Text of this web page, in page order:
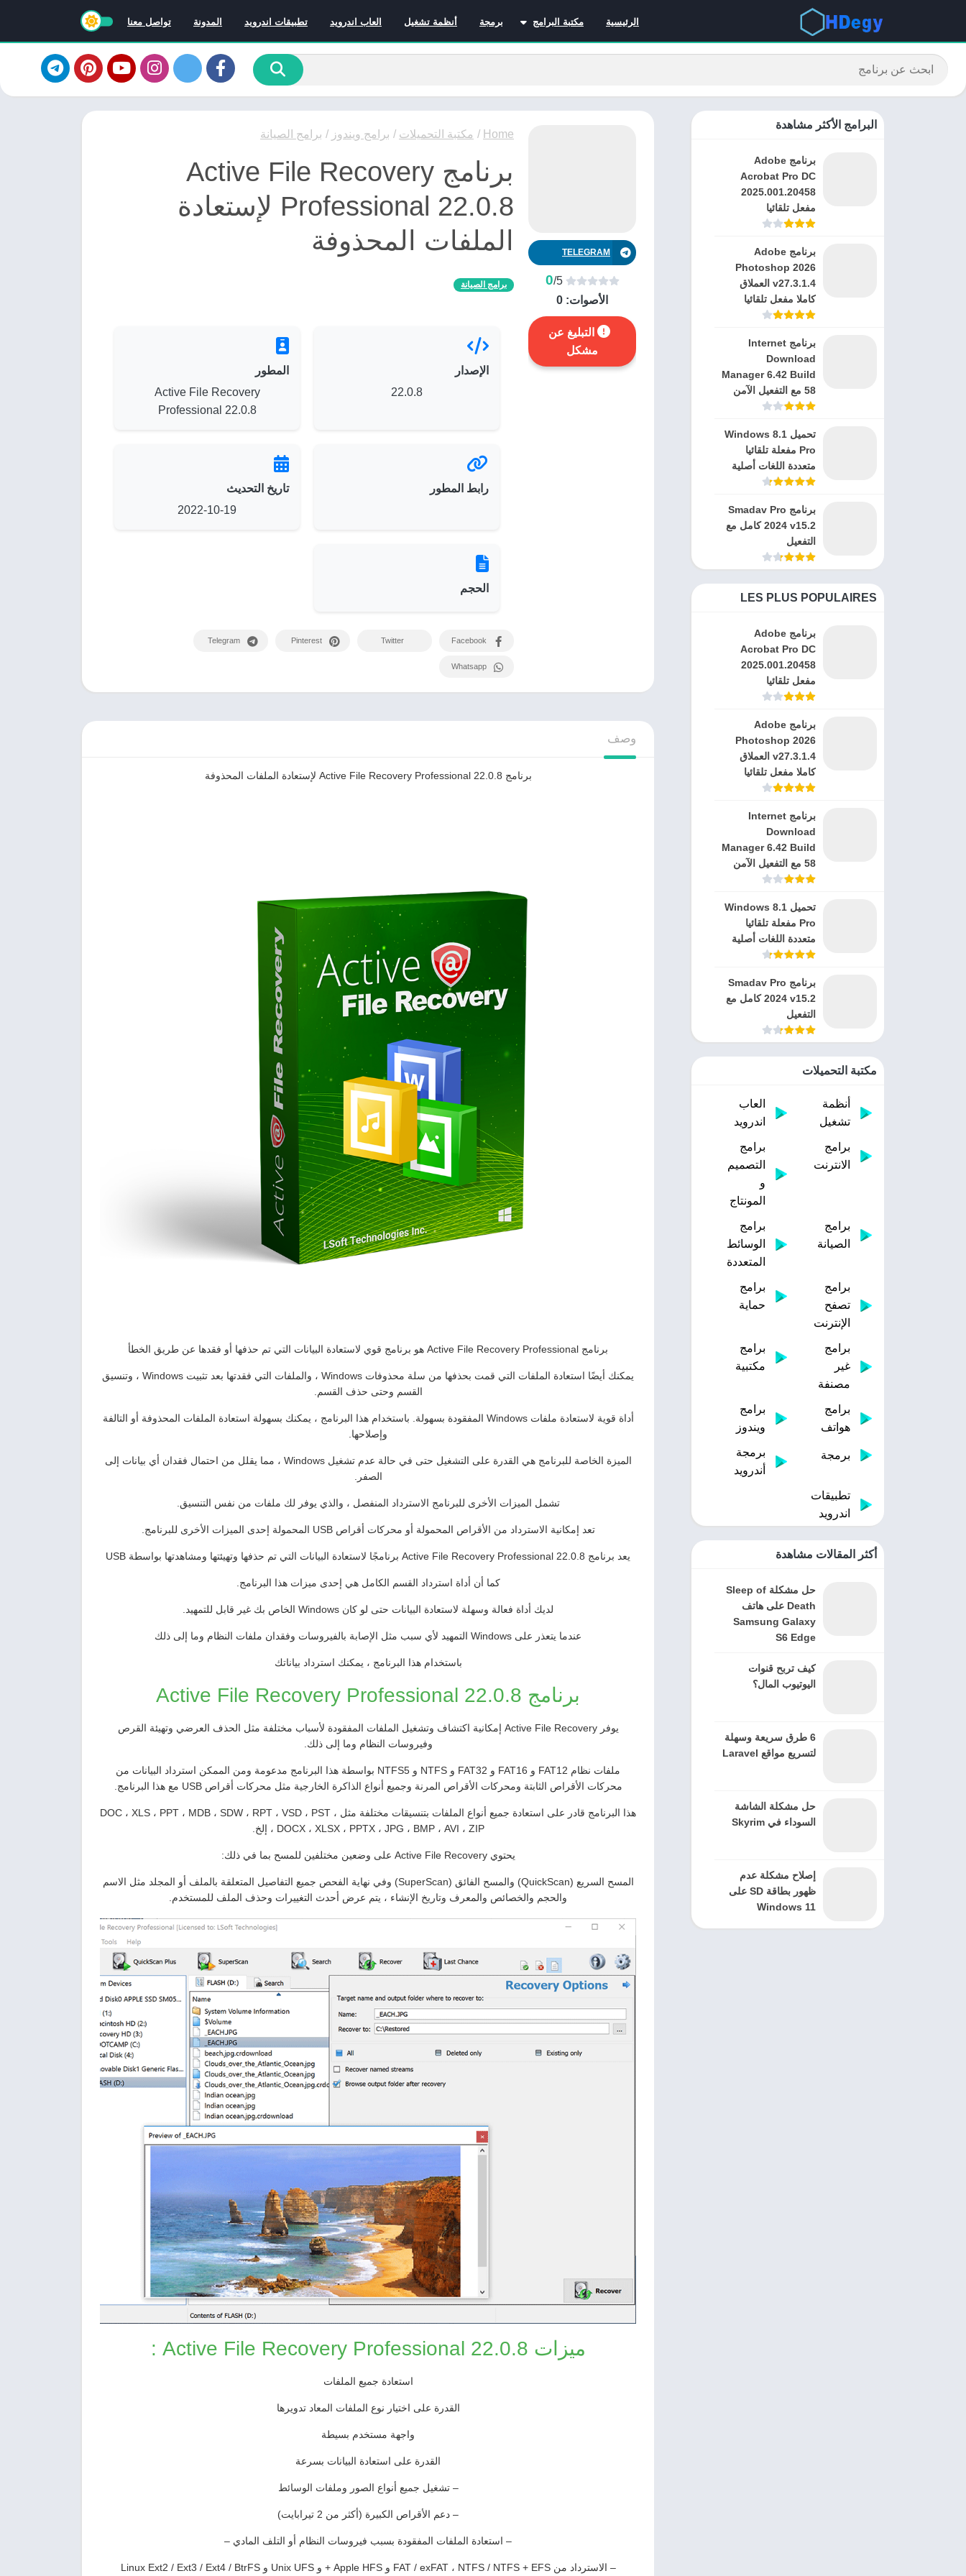
الرئيسية مكتبة البرامج
برامج الانترنت
برامج الوسائط المتعددة
برامج تصفح الإنترنت
مضادات الفيروسات
برمجة أنظمة تشغيل العاب اندرويد تطبيقات اندرويد المدونة تواصل معنا
Home
/ مكتبة التحميلات / برامج ويندوز / برامج الصيانة
برنامج Active File Recovery
Professional 22.0.8 لإستعادة
الملفات المحذوفة
برامج الصيانة
الإصدار
22.0.8
المطور
Active File Recovery
Professional 22.0.8
رابط المطور
تاريخ التحديث
2022-10-19
الحجم
TELEGRAM
0/5
الأصوات: 0
التبليغ عن
مشكل
Facebook
Twitter
Pinterest
Telegram
Whatsapp
وصف
برنامج Active File Recovery Professional 22.0.8 لإستعادة الملفات المحذوفة
برنامج Active File Recovery Professional هو برنامج قوي لاستعادة البيانات التي تم حذفها أو فقدها عن طريق الخطأ
يمكنك أيضًا استعادة الملفات التي قمت بحذفها من سلة محذوفات Windows ، والملفات التي فقدتها بعد تثبيت Windows ، وتنسيق
القسم وحتى حذف القسم.
أداة قوية لاستعادة ملفات Windows المفقودة بسهولة. باستخدام هذا البرنامج ، يمكنك بسهولة استعادة الملفات المحذوفة أو التالفة
وإصلاحها.
الميزة الخاصة للبرنامج هي القدرة على التشغيل حتى في حالة عدم تشغيل Windows ، مما يقلل من احتمال فقدان أي بيانات إلى
الصفر.
تشمل الميزات الأخرى للبرنامج الاسترداد المنفصل ، والذي يوفر لك ملفات من نفس التنسيق.
تعد إمكانية الاسترداد من الأقراص المحمولة أو محركات أقراص USB المحمولة إحدى الميزات الأخرى للبرنامج.
يعد برنامج Active File Recovery Professional 22.0.8 برنامجًا لاستعادة البيانات التي تم حذفها وتهيئتها ومشاهدتها بواسطة USB
كما أن أداة استرداد القسم الكامل هي إحدى ميزات هذا البرنامج.
لديك أداة فعالة وسهلة لاستعادة البيانات حتى لو كان Windows الخاص بك غير قابل للتمهيد.
عندما يتعذر على Windows التمهيد لأي سبب مثل الإصابة بالفيروسات وفقدان ملفات النظام وما إلى ذلك
باستخدام هذا البرنامج ، يمكنك استرداد بياناتك
برنامج Active File Recovery Professional 22.0.8
يوفر Active File Recovery إمكانية اكتشاف وتشغيل الملفات المفقودة لأسباب مختلفة مثل الحذف العرضي وتهيئة القرص
وفيروسات النظام وما إلى ذلك.
ملفات نظام FAT12 و FAT16 و FAT32 و NTFS و NTFS5 بواسطة هذا البرنامج مدعومة ومن الممكن استرداد البيانات من
محركات الأقراص الثابتة ومحركات الأقراص المرنة وجميع أنواع الذاكرة الخارجية مثل محركات أقراص USB مع هذا البرنامج.
هذا البرنامج قادر على استعادة جميع أنواع الملفات بتنسيقات مختلفة مثل DOC ، XLS ، PPT ، MDB ، SDW ، RPT ، VSD ، PST ،
DOCX ، XLSX ، PPTX ، JPG ، BMP ، AVI ، ZIP ، إلخ.
يحتوي Active File Recovery على وضعين مختلفين للمسح بما في ذلك:
المسح السريع (QuickScan) والمسح الفائق (SuperScan) وفي نهاية الفحص جميع التفاصيل المتعلقة بالملف أو المجلد مثل الاسم
والحجم والخصائص والمعرف وتاريخ الإنشاء ، يتم عرض أحدث التغييرات وحذف الملف للمستخدم.
ميزات Active File Recovery Professional 22.0.8 :
استعادة جميع الملفات
القدرة على اختيار نوع الملفات المعاد تدويرها
واجهة مستخدم بسيطة
القدرة على استعادة البيانات بسرعة
– تشغيل جميع أنواع الصور وملفات الوسائط
– دعم الأقراص الكبيرة (أكثر من 2 تيرابايت)
– استعادة الملفات المفقودة بسبب فيروسات النظام أو التلف المادي –
– الاسترداد من FAT / exFAT ، NTFS / NTFS + EFS و Apple HFS + و Unix UFS و Linux Ext2 / Ext3 / Ext4 / BtrFS
البرامج الأكثر مشاهدة
برنامج Adobe
Acrobat Pro DC
2025.001.20458
مفعل تلقائيا
برنامج Adobe
Photoshop 2026
v27.3.1.4 العملاق
كاملا مفعل تلقائيا
برنامج Internet
Download
Manager 6.42 Build
58 مع التفعيل الآمن
تحميل Windows 8.1
Pro مفعلة تلقائيا
متعددة اللغات أصلية
برنامج Smadav Pro
2024 v15.2 كامل مع
التفعيل
LES PLUS POPULAIRES
برنامج Adobe
Acrobat Pro DC
2025.001.20458
مفعل تلقائيا
برنامج Adobe
Photoshop 2026
v27.3.1.4 العملاق
كاملا مفعل تلقائيا
برنامج Internet
Download
Manager 6.42 Build
58 مع التفعيل الآمن
تحميل Windows 8.1
Pro مفعلة تلقائيا
متعددة اللغات أصلية
برنامج Smadav Pro
2024 v15.2 كامل مع
التفعيل
مكتبة التحميلات
أنظمة
تشغيل
العاب
اندرويد
برامج
الانترنت
برامج
التصميم
و
المونتاج
برامج
الصيانة
برامج
الوسائط
المتعددة
برامج
تصفح
الإنترنت
برامج
حماية
برامج
غير
مصنفة
برامج
مكتبية
برامج
هواتف
برامج
ويندوز
برمجة
برمجة
أندرويد
تطبيقات
اندرويد
أكثر المقالات مشاهدة
حل مشكلة Sleep of
Death على هاتف
Samsung Galaxy
S6 Edge
كيف تربح قنوات
اليوتيوب المال؟
6 طرق سريعة وسهلة
لتسريع مواقع Laravel
حل مشكلة الشاشة
السوداء في Skyrim
إصلاح مشكلة عدم
ظهور بطاقة SD على
Windows 11